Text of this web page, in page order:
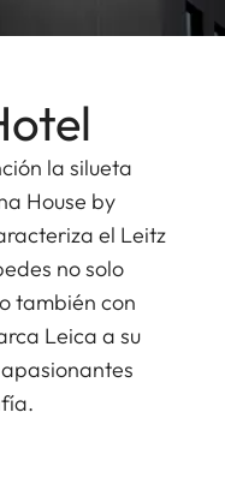
la silueta
House by
el Leitz
no solo
también con
Leica a su